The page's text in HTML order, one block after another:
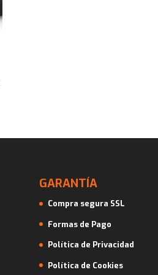
GARANTÍA
Compra segura SSL
Formas de Pago
Política de Privacidad
Política de Cookies